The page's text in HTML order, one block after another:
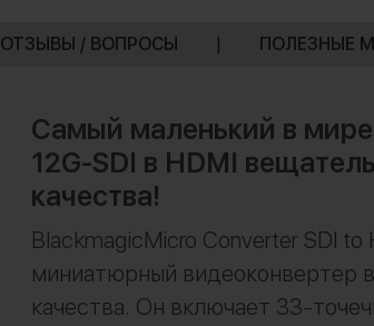
ОТЗЫВЫ / ВОПРОСЫ | ПОЛЕЗНЫЕ
Самый маленький в
12G-SDI в HDMI
качества!
BlackmagicMicro Converter SDI to
миниатюрный видеоконвертер
качества. Он включает 33-